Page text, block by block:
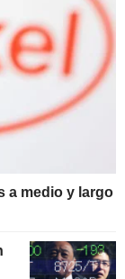
a medio y largo